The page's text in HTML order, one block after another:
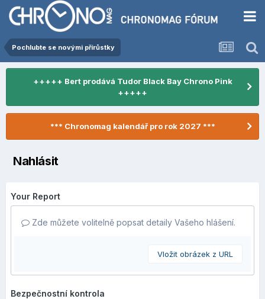
Pochlubte se novými přírůstky
+++++ Bert prodává Tudor Black Bay Chrono Pink
+++++
*** Chronomag kalendář pro rok 2027 ***
Nahlásit
Your Report
Zde můžete volitelně popsat detaily Vašeho hlášení.
Vložit obrázek z URL
Bezpečnostní kontrola